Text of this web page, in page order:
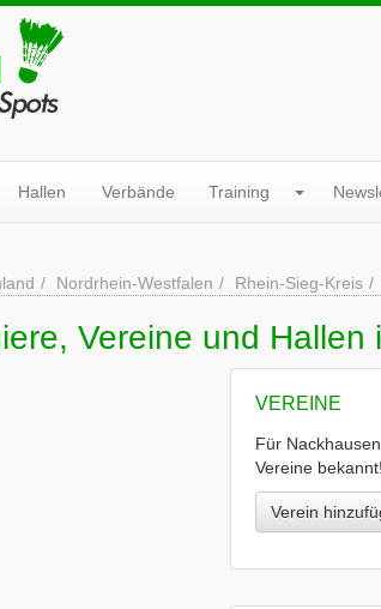
Hallen Verbände Training
Nordrhein-Westfalen Rhein-Sieg-Kreis
Vereine und Hallen
VEREINE
Für
Vereine
Verein